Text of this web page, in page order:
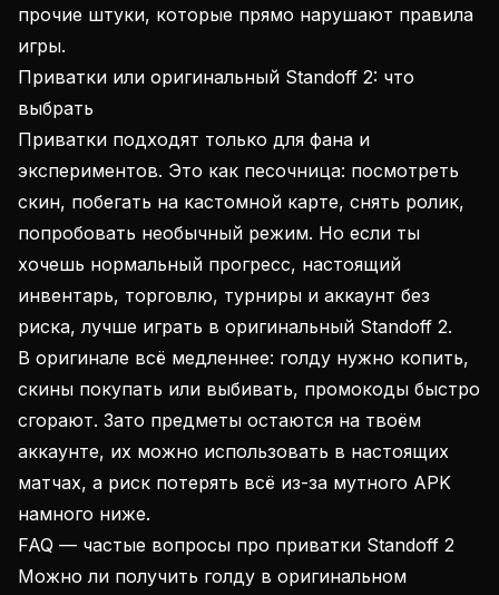
прочие штуки, которые прямо нарушают правила
игры.
Приватки или оригинальный Standoff 2: что
выбрать
Приватки подходят только для фана и
экспериментов. Это как песочница: посмотреть
скин, побегать на кастомной карте, снять ролик,
попробовать необычный режим. Но если ты
хочешь нормальный прогресс, настоящий
инвентарь, торговлю, турниры и аккаунт без
риска, лучше играть в оригинальный Standoff 2.
В оригинале всё медленнее: голду нужно копить,
скины покупать или выбивать, промокоды быстро
сгорают. Зато предметы остаются на твоём
аккаунте, их можно использовать в настоящих
матчах, а риск потерять всё из-за мутного APK
намного ниже.
FAQ — частые вопросы про приватки Standoff 2
Можно ли получить голду в оригинальном